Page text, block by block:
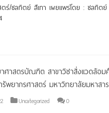
ร์/ชลทิตย์ สีเทา เผยแพร่โดย : ชลทิต
ศาสตรบัณฑิต สาขาวิชาสิ่งแวดล้อ
รัพยากรศาสตร์ มหาวิทยาลัยมหาสา
Uncategorized 0